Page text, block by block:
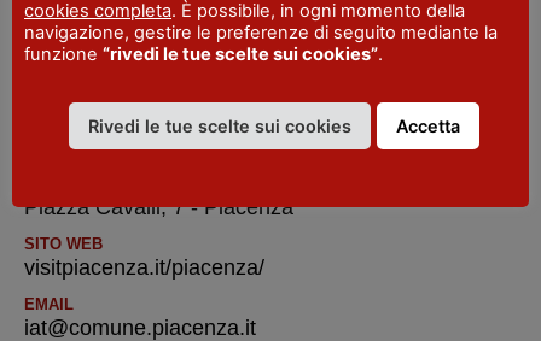
SITO WEB
www.ristorantegianpino.it
IAT R Piacenza
Piazza Cavalli, 7 - Piacenza
SITO WEB
visitpiacenza.it/piacenza/
EMAIL
iat@comune.piacenza.it
cookies completa. È possibile, in ogni momento della
navigazione, gestire le preferenze di seguito mediante la
funzione “rivedi le tue scelte sui cookies”.
Rivedi le tue scelte sui cookies Accetta